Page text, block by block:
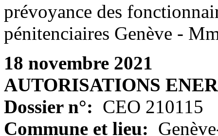
prévoyance des
pénitenciaires Genève -
18 novembre 2021
AUTORISATIONS
Dossier n°: CEO 210115
Commune et lieu: